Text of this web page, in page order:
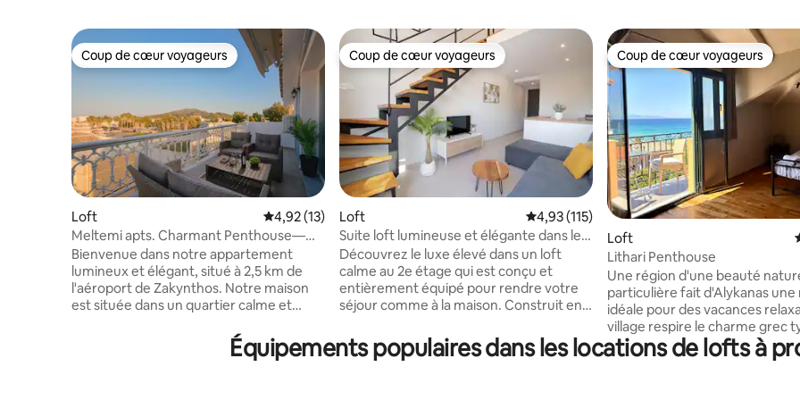
Coup de cœur voyageurs
Coup de cœur voyageurs
Loft Évaluation moyenne sur la base de 13 commentaires : 4,92 sur 5
4,92 (13)
Meltemi apts. Charmant Penthouse—
Zakinthos Séjour
Bienvenue dans notre appartement
lumineux et élégant, situé à 2,5 km de
l'aéroport de Zakynthos. Notre maison
est située dans un quartier calme et
plages, de restaurants, de supermarchés
Coup de cœur voyageurs
Coup de cœur voyageurs
Loft Évaluation moyenne sur la base de 115
4,93 (115)
Suite loft lumineuse et élégante dans le
centre-ville
Découvrez le luxe élevé dans un loft
calme au 2e étage qui est conçu et
entièrement équipé pour rendre votre
séjour comme à la maison. Construit en
une esthétique élevée, beaucoup de
lumière naturelle, de grandes fenêtres
Coup de cœur voyageurs
Coup de cœur voyageurs
Loft
Lithari Penthouse
Une région d'une beauté
particulière fait d'Alykanas
idéale pour des vacances
village respire le charme grec
une atmosphère très
attire les gens ici année après
Équipements populaires dans les locations de lofts à